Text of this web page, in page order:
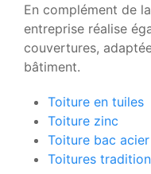
En complément de
entreprise réalise
couvertures,
bâtiment.
Toiture en tuiles
Toiture zinc
Toiture bac acier
Toitures